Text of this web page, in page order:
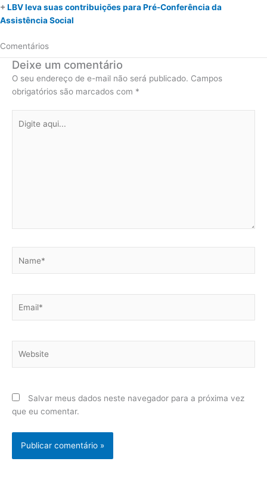
+ LBV leva suas contribuições para Pré-Conferência da
Assistência Social
Comentários
Deixe um comentário
O seu endereço de e-mail não será publicado. Campos
obrigatórios são marcados com *
aqui...
Salvar meus dados neste navegador para a próxima vez
que eu comentar.